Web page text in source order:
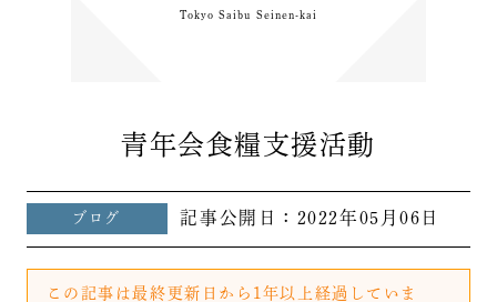
Tokyo Saibu Seinen-kai
青年会食糧支援活動
ブログ 記事公開日： 2022年05月06日
この記事は最終更新日から1年以上経過していま